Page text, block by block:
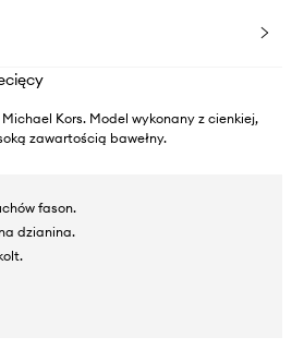
Kors. Model wykonany z cienkiej,
zawartością bawełny.
fason.
dzianina.